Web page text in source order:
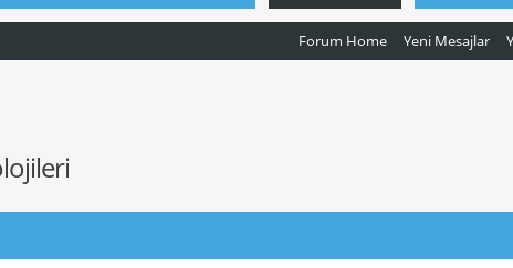
Forum Home Yeni Mesajlar